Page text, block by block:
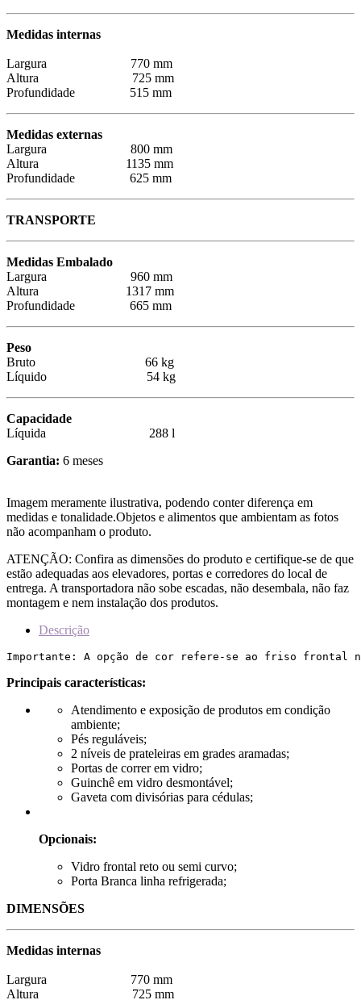
Medidas internas
Largura 770 mm
Altura 725 mm
Profundidade 515 mm
Medidas externas
Largura 800 mm
Altura 1135 mm
Profundidade 625 mm
TRANSPORTE
Medidas Embalado
Largura 960 mm
Altura 1317 mm
Profundidade 665 mm
Peso
Bruto 66 kg
Líquido 54 kg
Capacidade
Líquida 288 l
Garantia: 6 meses
Imagem meramente ilustrativa, podendo conter diferença em
medidas e tonalidade.Objetos e alimentos que ambientam as fotos
não acompanham o produto.
ATENÇÃO: Confira as dimensões do produto e certifique-se de que
estão adequadas aos elevadores, portas e corredores do local de
entrega. A transportadora não sobe escadas, não desembala, não faz
montagem e nem instalação dos produtos.
Descrição
Importante: A opção de cor refere-se ao friso frontal
Principais características:
Atendimento e exposição de produtos em condição
ambiente;
Pés reguláveis;
2 níveis de prateleiras em grades aramadas;
Portas de correr em vidro;
Guinchê em vidro desmontável;
Gaveta com divisórias para cédulas;
Opcionais:
Vidro frontal reto ou semi curvo;
Porta Branca linha refrigerada;
DIMENSÕES
Medidas internas
Largura 770 mm
Altura 725 mm